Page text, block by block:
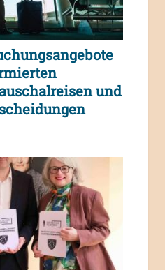
und